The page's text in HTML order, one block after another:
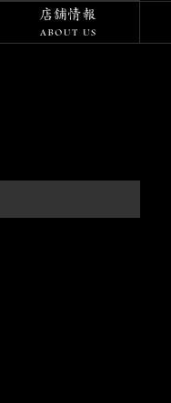
お問い合わせ